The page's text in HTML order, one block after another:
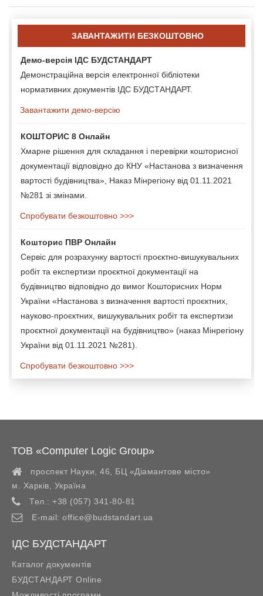
ЗАВАНТАЖИТИ БЕЗКОШТОВНО
Демо-версія ІДС БУДСТАНДАРТ
Демонстраційна версія електронної бібліотеки
нормативних документів ІДС БУДСТАНДАРТ.
Завантажити демо-версію
КОШТОРИС 8 Онлайн
Хмарне рішення для складання і перевірки кошторисної
документації відповідно до КНУ «Настанова з визначення
вартості будівництва», Наказ Мінрегіону від 01.11.2021
№281 зі змінами.
Спробувати безкоштовно >>>
Кошторис ПВР Онлайн
Сервіс для розрахунку вартості проєктно-вишукувальних
робіт та експертизи проєктної документації на
будівництво відповідно до вимог Кошторисних Норм
України «Настанова з визначення вартості проєктних,
науково-проєктних, вишукувальних робіт та експертизи
проєктної документації на будівництво» (наказ Мінрегіону
України від 01.11.2021 №281).
Спробувати безкоштовно >>>
ТОВ «Computer Logic Group»
проспект Науки, 46, БЦ «Діамантове місто»
м. Харків
Україна
Тел.: +38 (057) 341-80-81
E-mail: office@budstandart.ua
ІДС БУДСТАНДАРТ
Каталог документів
БУДСТАНДАРТ Online